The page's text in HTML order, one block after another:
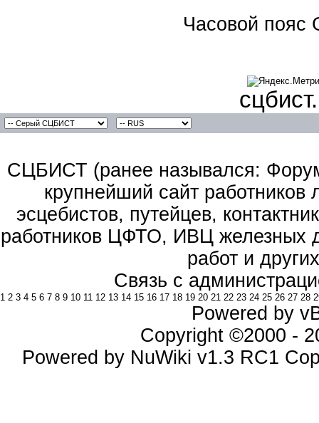
Часовой пояс
СЦБИСТ (ранее назывался:
крупнейший сайт работников
эсцебистов, путейцев,
работников ЦФТО, ИВЦ железных
работ и
Связь с
1 2 3 4 5 6 7 8 9 10 11 12 13 14 15 16 17 18 19 20 21 22 23 24 25 26 27 28
Powered by
Copyright ©2000 -
Powered by NuWiki v1.3 RC1